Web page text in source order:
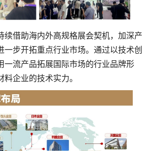
续借助海内外高规格展会契机，加深产
一步开拓重点行业市场。通过以技术创
一流产品拓展国际市场的行业品牌形
企业的技术实力。